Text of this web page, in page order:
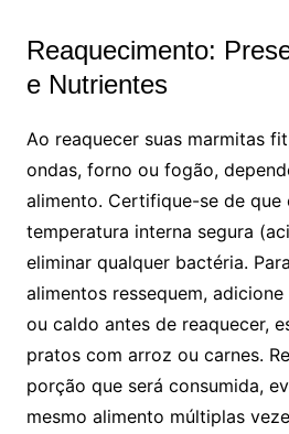
Reaquecimento:
e Nutrientes
Ao reaquecer suas marmitas
ondas, forno ou fogão,
alimento. Certifique-se de que
temperatura interna segura
eliminar qualquer bactéria.
alimentos ressequem,
ou caldo antes de reaquecer,
pratos com arroz ou carnes.
porção que será consumida,
mesmo alimento múltiplas